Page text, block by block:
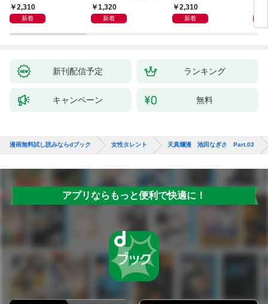
2,310
新着
集「続・『ぽみ』！？
どこでもトレイン・ベ
1,320
新着
2,310
新着
新刊配信予定 ランキング
キャンペーン 無料
漫画無料試し読みならdブック 女性タレント 天真爛漫 池田なぎさ Part.03
アプリならもっと便利で快適に！